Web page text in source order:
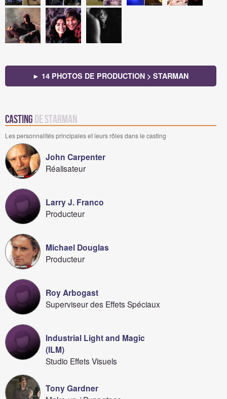
► 14 PHOTOS DE PRODUCTION > STARMAN
Casting de Starman
Les personnalités principales et leurs rôles dans le casting
John Carpenter
Réalisateur
Larry J. Franco
Producteur
Michael Douglas
Producteur
Roy Arbogast
Superviseur des Effets Spéciaux
Industrial Light and Magic
(ILM)
Studio Effets Visuels
Tony Gardner